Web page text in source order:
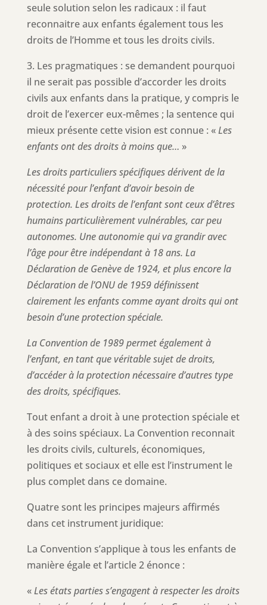
seule solution selon les radicaux : il faut
reconnaitre aux enfants également tous les
droits de l’Homme et tous les droits civils.
3. Les pragmatiques : se demandent pourquoi
il ne serait pas possible d’accorder les droits
civils aux enfants dans la pratique, y compris le
droit de l’exercer eux-mêmes ; la sentence qui
mieux présente cette vision est connue : «Les
enfants ont des droits à moins que… »
Les droits particuliers spécifiques dérivent de la
nécessité pour l’enfant d’avoir besoin de
protection. Les droits de l’enfant sont ceux d’êtres
humains particulièrement vulnérables, car peu
autonomes. Une autonomie qui va grandir avec
l’âge pour être indépendant à 18 ans. La
Déclaration de Genève de 1924, et plus encore la
Déclaration de l’ONU de 1959 définissent
clairement les enfants comme ayant droits qui ont
besoin d’une protection spéciale.
La Convention de 1989 permet également à
l’enfant, en tant que véritable sujet de droits,
d’accéder à la protection nécessaire d’autres type
des droits, spécifiques.
Tout enfant a droit à une protection spéciale et
à des soins spéciaux. La Convention reconnait
les droits civils, culturels, économiques,
politiques et sociaux et elle est l’instrument le
plus complet dans ce domaine.
Quatre sont les principes majeurs affirmés
dans cet instrument juridique:
La Convention s’applique à tous les enfants de
manière égale et l’article 2 énonce :
«Les états parties s’engagent à respecter les droits